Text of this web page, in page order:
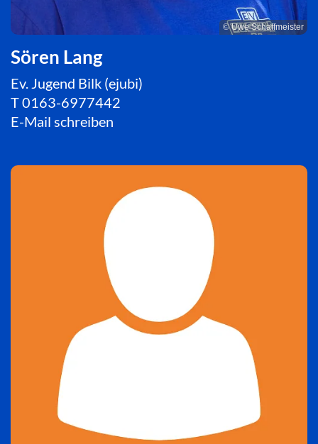
© Uwe Schaffmeister
Sören Lang
Ev. Jugend Bilk (ejubi)
T0163-6977442
E-Mail schreiben